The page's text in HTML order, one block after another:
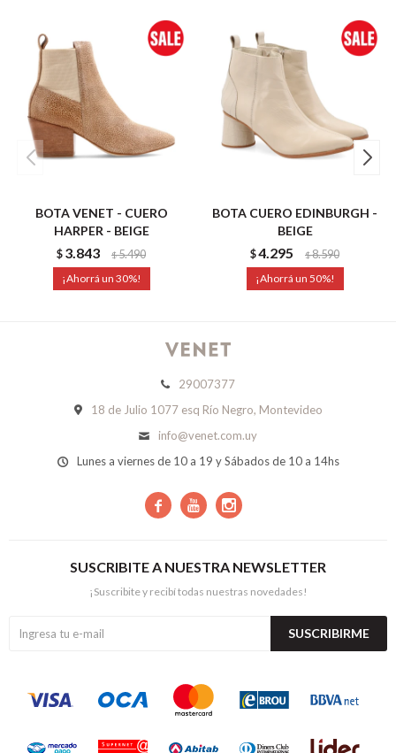
BOTA VENET - CUERO
HARPER - BEIGE
$3.843 $5.490
30
BOTA CUERO EDINBURGH -
BEIGE
$4.295 $8.590
50
29007377
18 de Julio 1077 esq Río Negro, Montevideo
info@venet.com.uy
Lunes a viernes de 10 a 19 y Sábados de 10 a 14hs
  
SUSCRIBITE A NUESTRA NEWSLETTER
¡Suscribite y recibí todas nuestras novedades!
SUSCRIBIRME